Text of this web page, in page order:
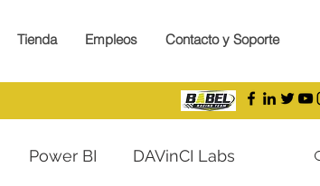
Tienda Empleos Contacto y Soporte
Power BI DAVinCI Labs